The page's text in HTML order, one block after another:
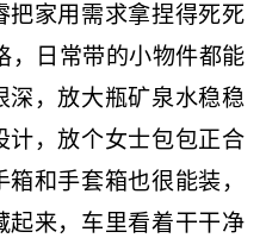
把家用需求拿捏得死死
，日常带的小物件都能
深，放大瓶矿泉水稳稳
计，放个女士包包正合
和手套箱也很能装，
起来，车里看着干干净